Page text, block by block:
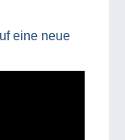
eine neue